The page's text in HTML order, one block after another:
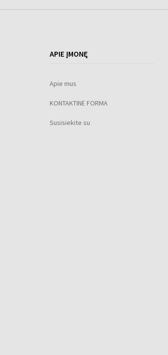
APIE ĮMONĘ
Apie mus
KONTAKTINĖ FORMA
Susisiekite su